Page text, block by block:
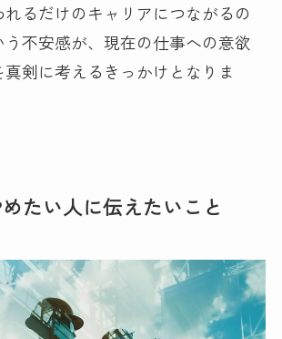
るだけのキャリアにつながるの
不安感が、現在の仕事への意欲
剣に考えるきっかけとなりま
たい人に伝えたいこと